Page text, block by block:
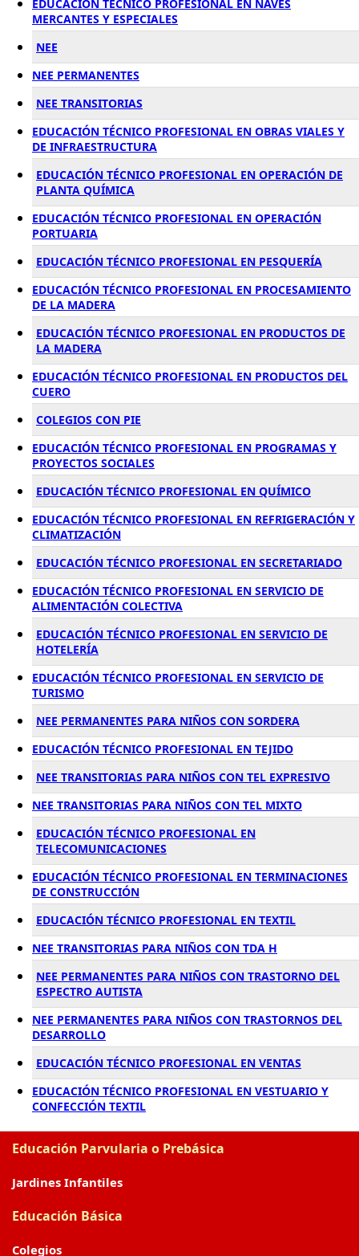
EDUCACIÓN TÉCNICO PROFESIONAL EN NAVES
MERCANTES Y ESPECIALES
NEE
NEE PERMANENTES
NEE TRANSITORIAS
EDUCACIÓN TÉCNICO PROFESIONAL EN OBRAS VIALES Y
DE INFRAESTRUCTURA
EDUCACIÓN TÉCNICO PROFESIONAL EN OPERACIÓN DE
PLANTA QUÍMICA
EDUCACIÓN TÉCNICO PROFESIONAL EN OPERACIÓN
PORTUARIA
EDUCACIÓN TÉCNICO PROFESIONAL EN PESQUERÍA
EDUCACIÓN TÉCNICO PROFESIONAL EN PROCESAMIENTO
DE LA MADERA
EDUCACIÓN TÉCNICO PROFESIONAL EN PRODUCTOS DE
LA MADERA
EDUCACIÓN TÉCNICO PROFESIONAL EN PRODUCTOS DEL
CUERO
COLEGIOS CON PIE
EDUCACIÓN TÉCNICO PROFESIONAL EN PROGRAMAS Y
PROYECTOS SOCIALES
EDUCACIÓN TÉCNICO PROFESIONAL EN QUÍMICO
EDUCACIÓN TÉCNICO PROFESIONAL EN REFRIGERACIÓN Y
CLIMATIZACIÓN
EDUCACIÓN TÉCNICO PROFESIONAL EN SECRETARIADO
EDUCACIÓN TÉCNICO PROFESIONAL EN SERVICIO DE
ALIMENTACIÓN COLECTIVA
EDUCACIÓN TÉCNICO PROFESIONAL EN SERVICIO DE
HOTELERÍA
EDUCACIÓN TÉCNICO PROFESIONAL EN SERVICIO DE
TURISMO
NEE PERMANENTES PARA NIÑOS CON SORDERA
EDUCACIÓN TÉCNICO PROFESIONAL EN TEJIDO
NEE TRANSITORIAS PARA NIÑOS CON TEL EXPRESIVO
NEE TRANSITORIAS PARA NIÑOS CON TEL MIXTO
EDUCACIÓN TÉCNICO PROFESIONAL EN
TELECOMUNICACIONES
EDUCACIÓN TÉCNICO PROFESIONAL EN TERMINACIONES
DE CONSTRUCCIÓN
EDUCACIÓN TÉCNICO PROFESIONAL EN TEXTIL
NEE TRANSITORIAS PARA NIÑOS CON TDA H
NEE PERMANENTES PARA NIÑOS CON TRASTORNO DEL
ESPECTRO AUTISTA
NEE PERMANENTES PARA NIÑOS CON TRASTORNOS DEL
DESARROLLO
EDUCACIÓN TÉCNICO PROFESIONAL EN VENTAS
EDUCACIÓN TÉCNICO PROFESIONAL EN VESTUARIO Y
CONFECCIÓN TEXTIL
Educación Parvularia o Prebásica
Jardines Infantiles
Educación Básica
Colegios